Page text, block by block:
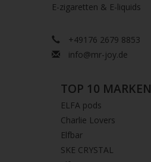
E-zigaretten & E-liquids
+49176 2679 8853
info@mr-joy.de
TOP 10 MARKEN
ELFA pods
Charlie Lovers
Elfbar
SKE CRYSTAL